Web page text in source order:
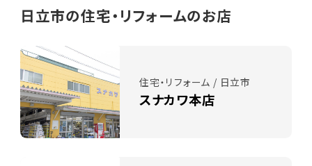
日立市の住宅・リフォームのお店
住宅・リフォーム / 日立市
スナカワ本店